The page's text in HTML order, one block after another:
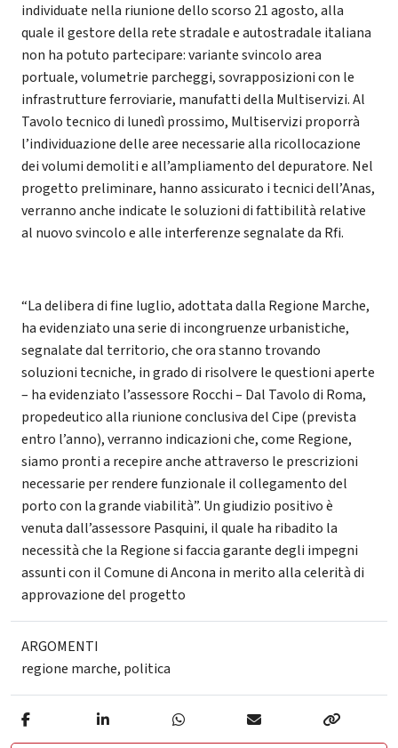
individuate nella riunione dello scorso 21 agosto, alla
quale il gestore della rete stradale e autostradale italiana
non ha potuto partecipare: variante svincolo area
portuale, volumetrie parcheggi, sovrapposizioni con le
infrastrutture ferroviarie, manufatti della Multiservizi. Al
Tavolo tecnico di lunedì prossimo, Multiservizi proporrà
l’individuazione delle aree necessarie alla ricollocazione
dei volumi demoliti e all’ampliamento del depuratore. Nel
progetto preliminare, hanno assicurato i tecnici dell’Anas,
verranno anche indicate le soluzioni di fattibilità relative
al nuovo svincolo e alle interferenze segnalate da Rfi.
“La delibera di fine luglio, adottata dalla Regione Marche,
ha evidenziato una serie di incongruenze urbanistiche,
segnalate dal territorio, che ora stanno trovando
soluzioni tecniche, in grado di risolvere le questioni aperte
– ha evidenziato l’assessore Rocchi – Dal Tavolo di Roma,
propedeutico alla riunione conclusiva del Cipe (prevista
entro l’anno), verranno indicazioni che, come Regione,
siamo pronti a recepire anche attraverso le prescrizioni
necessarie per rendere funzionale il collegamento del
porto con la grande viabilità”. Un giudizio positivo è
venuta dall’assessore Pasquini, il quale ha ribadito la
necessità che la Regione si faccia garante degli impegni
assunti con il Comune di Ancona in merito alla celerità di
approvazione del progetto
ARGOMENTI
regione marche, politica